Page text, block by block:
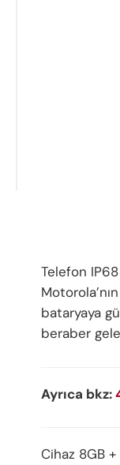
Telefon
bataryaya
beraber
Ayrıca bkz:
Cihaz 8GB